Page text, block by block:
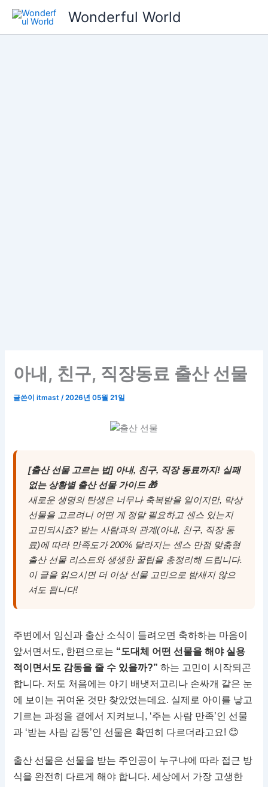
츠
Wonderful World
아내, 친구, 직장동료 출산 선물
글쓴이itmast/2026년 05월 21일
[출산 선물 고르는 법] 아내, 친구, 직장 동료까지! 실패
없는 상황별 출산 선물 가이드 🎁
새로운 생명의 탄생은 너무나 축복받을 일이지만, 막상
선물을 고르려니 어떤 게 정말 필요하고 센스 있는지
고민되시죠? 받는 사람과의 관계(아내, 친구, 직장 동
료)에 따라 만족도가 200% 달라지는 센스 만점 맞춤형
출산 선물 리스트와 생생한 꿀팁을 총정리해 드립니다.
이 글을 읽으시면 더 이상 선물 고민으로 밤새지 않으
셔도 됩니다!
주변에서 임신과 출산 소식이 들려오면 축하하는 마음이
앞서면서도, 한편으로는 “도대체 어떤 선물을 해야 실용
적이면서도 감동을 줄 수 있을까?” 하는 고민이 시작되곤
합니다. 저도 처음에는 아기 배냇저고리나 손싸개 같은 눈
에 보이는 귀여운 것만 찾았었는데요. 실제로 아이를 낳고
기르는 과정을 곁에서 지켜보니, ‘주는 사람 만족’인 선물
과 ‘받는 사람 감동’인 선물은 확연히 다르더라고요! 😊
출산 선물은 선물을 받는 주인공이 누구냐에 따라 접근 방
식을 완전히 다르게 해야 합니다. 세상에서 가장 고생한